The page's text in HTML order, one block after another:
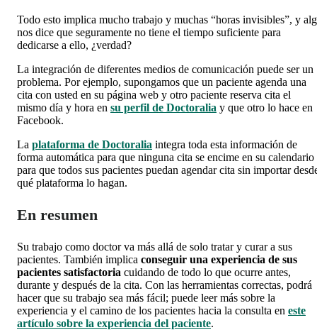
Todo esto implica mucho trabajo y muchas “horas invisibles”, y
nos dice que seguramente no tiene el tiempo suficiente para
dedicarse a ello, ¿verdad?
La integración de diferentes medios de comunicación puede ser un
problema. Por ejemplo, supongamos que un paciente agenda una
cita con usted en su página web y otro paciente reserva cita el
mismo día y hora en su perfil de Doctoralia y que otro lo hace en
Facebook.
La plataforma de Doctoralia integra toda esta información de
forma automática para que ninguna cita se encime en su calendario
para que todos sus pacientes puedan agendar cita sin importar
qué plataforma lo hagan.
En resumen
Su trabajo como doctor va más allá de solo tratar y curar a sus
pacientes. También implica conseguir una experiencia de sus
pacientes satisfactoria cuidando de todo lo que ocurre antes,
durante y después de la cita. Con las herramientas correctas, podrá
hacer que su trabajo sea más fácil; puede leer más sobre la
experiencia y el camino de los pacientes hacia la consulta en este
artículo sobre la experiencia del paciente.